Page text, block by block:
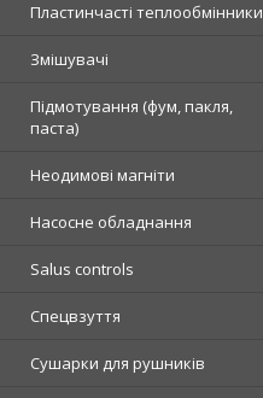
Пластинчасті теплообмінники
Змішувачі
Підмотування (фум, пакля,
паста)
Неодимові магніти
Насосне обладнання
Salus controls
Спецвзуття
Сушарки для рушників